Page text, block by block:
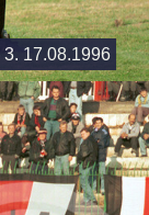
17.08.1996